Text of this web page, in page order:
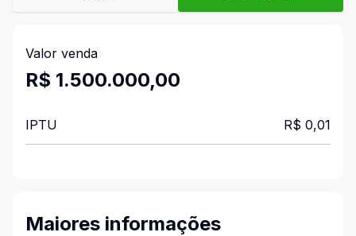
Valor venda
R$ 1.500.000,00
IPTU R$ 0,01
Maiores informações